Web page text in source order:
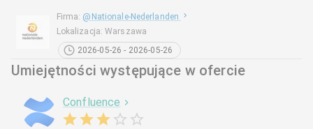
Firma: @ Nationale-Nederlanden
Lokalizacja:Warszawa
2026-05-26 - 2026-05-26
Umiejętności występujące w ofercie
Confluence